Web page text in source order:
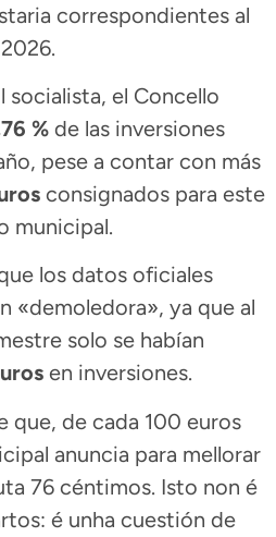
correspondientes al
socialista, el Concello
% de las inversiones
pese a contar con más
consignados para este
municipal.
los datos oficiales
«demoledora», ya que al
solo se habían
en inversiones.
que, de cada 100 euros
anuncia para mellorar
76 céntimos. Isto non é
é unha cuestión de